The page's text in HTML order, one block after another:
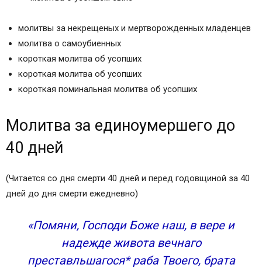
молитвы за некрещеных и мертворожденных младенцев
молитва о самоубиенных
короткая молитва об усопших
короткая молитва об усопших
короткая поминальная молитва об усопших
Молитва за единоумершего до
40 дней
(Читается со дня смерти 40 дней и перед годовщиной за 40
дней до дня смерти ежедневно)
«Помяни, Господи Боже наш, в вере и
надежде живота вечнаго
преставльшагося* раба Твоего, брата